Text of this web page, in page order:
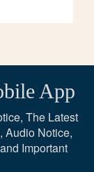
App
The Latest
Audio Notice,
Important